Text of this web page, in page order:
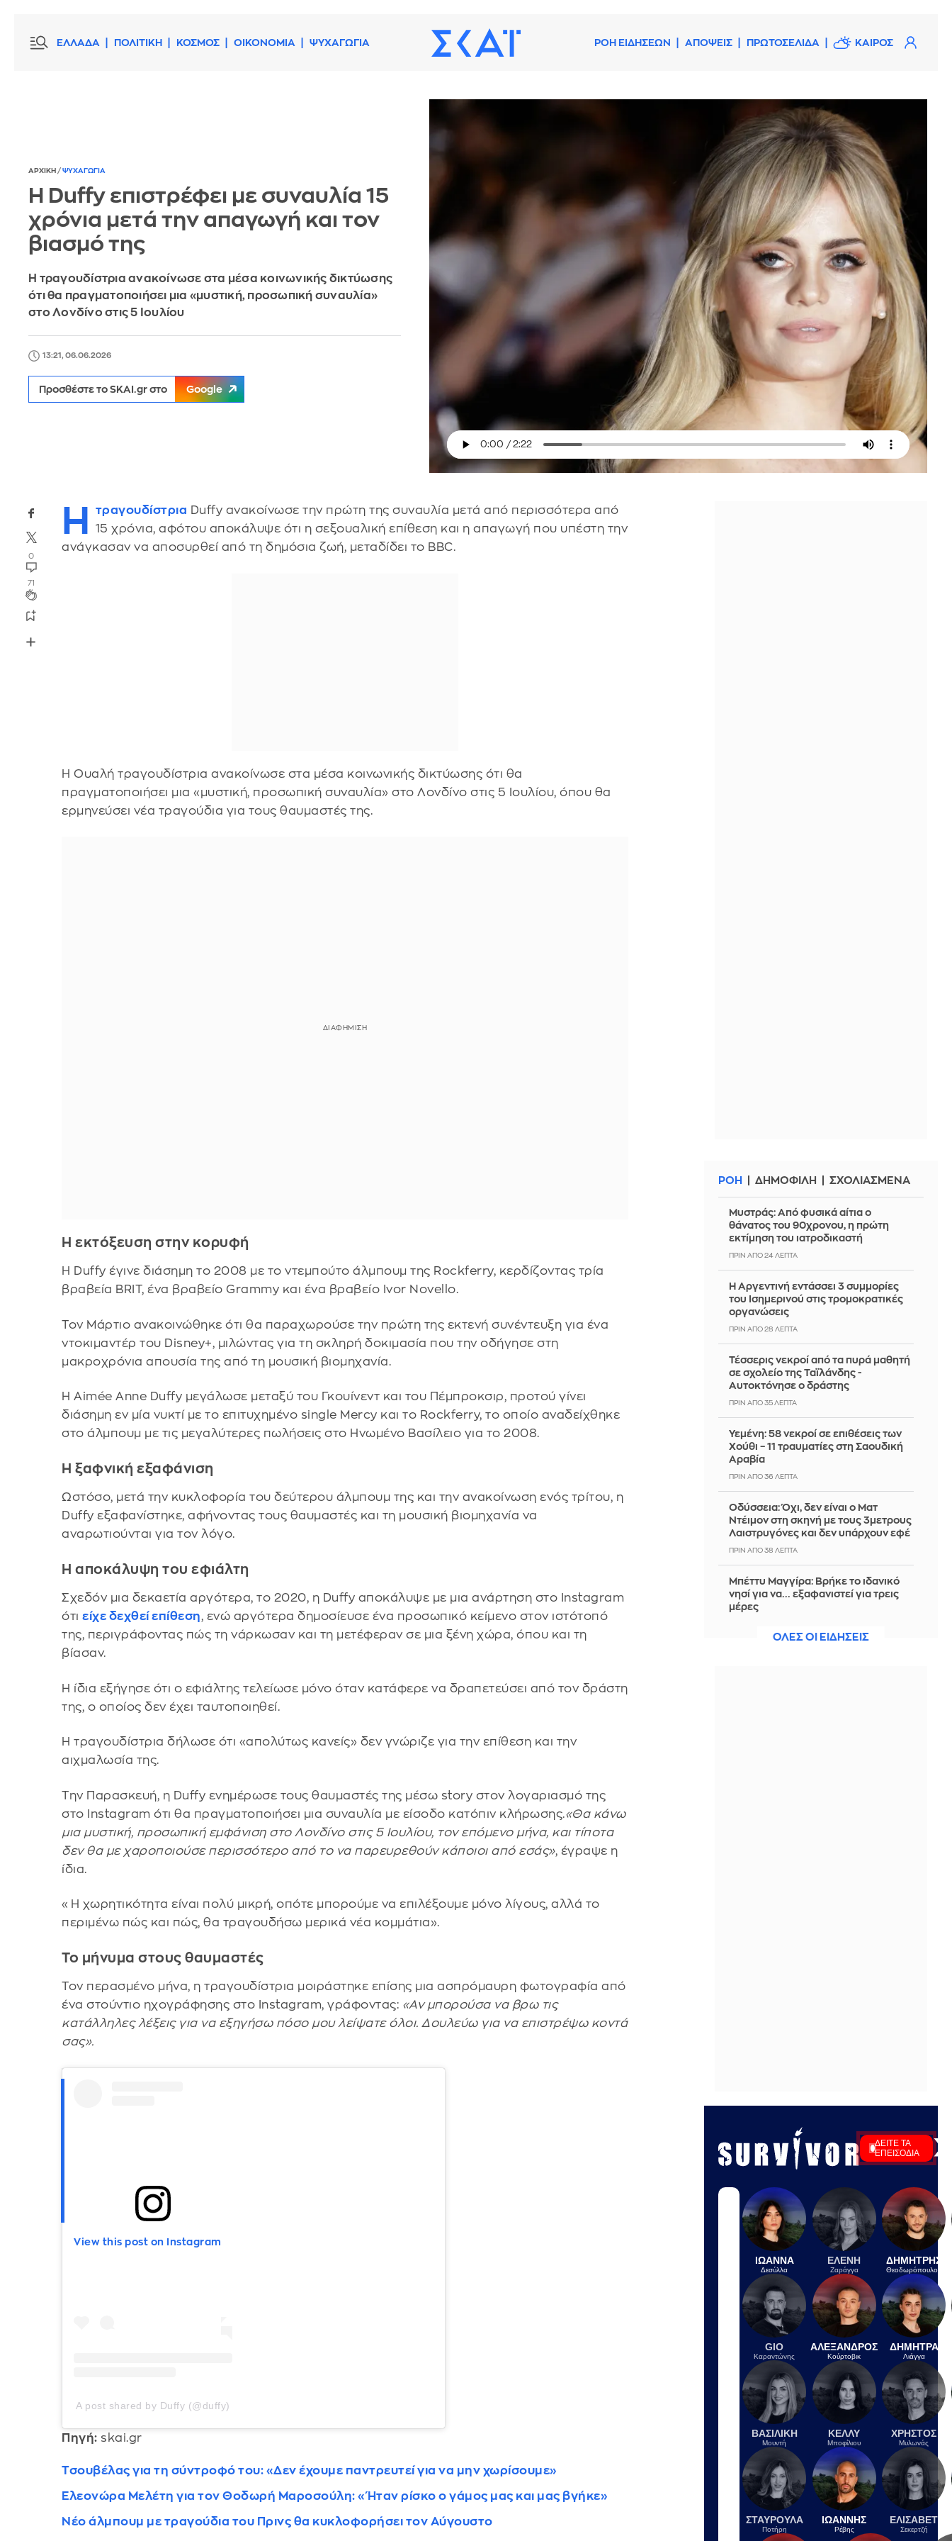
ΕΛΛΑΔΑ ΠΟΛΙΤΙΚΗ ΚΟΣΜΟΣ ΟΙΚΟΝΟΜΙΑ ΨΥΧΑΓΩΓΙΑ ΡΟΗ ΕΙΔΗΣΕΩΝ ΑΠΟΨΕΙΣ ΠΡΩΤΟΣΕΛΙΔΑ ΚΑΙΡΟΣ
ΑΡΧΙΚΗ / ΨΥΧΑΓΩΓΙΑ
Η Duffy επιστρέφει με συναυλία 15
χρόνια μετά την απαγωγή και τον
βιασμό της
Η τραγουδίστρια ανακοίνωσε στα μέσα κοινωνικής δικτύωσης
ότι θα πραγματοποιήσει μια «μυστική, προσωπική συναυλία»
στο Λονδίνο στις 5 Ιουλίου
13:21, 06.06.2026
Προσθέστε το SKAI.gr στο Google
0
71
Η τραγουδίστρια Duffy ανακοίνωσε την πρώτη της συναυλία μετά από περισσότερα από
15 χρόνια, αφότου αποκάλυψε ότι η σεξουαλική επίθεση και η απαγωγή που υπέστη την
ανάγκασαν να αποσυρθεί από τη δημόσια ζωή, μεταδίδει το BBC.
Η Ουαλή τραγουδίστρια ανακοίνωσε στα μέσα κοινωνικής δικτύωσης ότι θα
πραγματοποιήσει μια «μυστική, προσωπική συναυλία» στο Λονδίνο στις 5 Ιουλίου, όπου θα
ερμηνεύσει νέα τραγούδια για τους θαυμαστές της.
Η εκτόξευση στην κορυφή
Η Duffy έγινε διάσημη το 2008 με το ντεμπούτο άλμπουμ της Rockferry, κερδίζοντας τρία
βραβεία BRIT, ένα βραβείο Grammy και ένα βραβείο Ivor Novello.
Τον Μάρτιο ανακοινώθηκε ότι θα παραχωρούσε την πρώτη της εκτενή συνέντευξη για ένα
ντοκιμαντέρ του Disney+, μιλώντας για τη σκληρή δοκιμασία που την οδήγησε στη
μακροχρόνια απουσία της από τη μουσική βιομηχανία.
Η Aimée Anne Duffy μεγάλωσε μεταξύ του Γκουίνεντ και του Πέμπροκσιρ, προτού γίνει
διάσημη εν μία νυκτί με το επιτυχημένο single Mercy και το Rockferry, το οποίο αναδείχθηκε
στο άλμπουμ με τις μεγαλύτερες πωλήσεις στο Ηνωμένο Βασίλειο για το 2008.
Η ξαφνική εξαφάνιση
Ωστόσο, μετά την κυκλοφορία του δεύτερου άλμπουμ της και την ανακοίνωση ενός τρίτου, η
Duffy εξαφανίστηκε, αφήνοντας τους θαυμαστές και τη μουσική βιομηχανία να
αναρωτιούνται για τον λόγο.
Η αποκάλυψη του εφιάλτη
Σχεδόν μια δεκαετία αργότερα, το 2020, η Duffy αποκάλυψε με μια ανάρτηση στο Instagram
ότιείχε δεχθεί επίθεση, ενώ αργότερα δημοσίευσε ένα προσωπικό κείμενο στον ιστότοπό
της, περιγράφοντας πώς τη νάρκωσαν και τη μετέφεραν σε μια ξένη χώρα, όπου και τη
βίασαν.
Η ίδια εξήγησε ότι ο εφιάλτης τελείωσε μόνο όταν κατάφερε να δραπετεύσει από τον δράστη
της, ο οποίος δεν έχει ταυτοποιηθεί.
Η τραγουδίστρια δήλωσε ότι «απολύτως κανείς» δεν γνώριζε για την επίθεση και την
αιχμαλωσία της.
Την Παρασκευή, η Duffy ενημέρωσε τους θαυμαστές της μέσω story στον λογαριασμό της
στο Instagram ότι θα πραγματοποιήσει μια συναυλία με είσοδο κατόπιν κλήρωσης.«Θα κάνω
μια μυστική, προσωπική εμφάνιση στο Λονδίνο στις 5 Ιουλίου, τον επόμενο μήνα, και τίποτα
δεν θα με χαροποιούσε περισσότερο από το να παρευρεθούν κάποιοι από εσάς», έγραψε η
ίδια.
«Η χωρητικότητα είναι πολύ μικρή, οπότε μπορούμε να επιλέξουμε μόνο λίγους, αλλά το
περιμένω πώς και πώς, θα τραγουδήσω μερικά νέα κομμάτια».
Το μήνυμα στους θαυμαστές
Τον περασμένο μήνα, η τραγουδίστρια μοιράστηκε επίσης μια ασπρόμαυρη φωτογραφία από
ένα στούντιο ηχογράφησης στο Instagram, γράφοντας: «Αν μπορούσα να βρω τις
κατάλληλες λέξεις για να εξηγήσω πόσο μου λείψατε όλοι. Δουλεύω για να επιστρέψω κοντά
σας».
View this post on Instagram
A post shared by Duffy (@duffy)
Πηγή: skai.gr
Τσουβέλας για τη σύντροφό του: «Δεν έχουμε παντρευτεί για να μην χωρίσουμε»
Ελεονώρα Μελέτη για τον Θοδωρή Μαροσούλη: «Ήταν ρίσκο ο γάμος μας και μας βγήκε»
Νέο άλμπουμ με τραγούδια του Πρινς θα κυκλοφορήσει τον Αύγουστο
ΡΟΗ ΔΗΜΟΦΙΛΗ ΣΧΟΛΙΑΣΜΕΝΑ
Μυστράς: Από φυσικά αίτια ο
θάνατος του 90χρονου, η πρώτη
εκτίμηση του ιατροδικαστή
ΠΡΙΝ ΑΠΌ 24 ΛΕΠΤΆ
Η Αργεντινή εντάσσει 3 συμμορίες
του Ισημερινού στις τρομοκρατικές
οργανώσεις
ΠΡΙΝ ΑΠΌ 28 ΛΕΠΤΆ
Τέσσερις νεκροί από τα πυρά μαθητή
σε σχολείο της Ταϊλάνδης -
Αυτοκτόνησε ο δράστης
ΠΡΙΝ ΑΠΌ 35 ΛΕΠΤΆ
Υεμένη: 58 νεκροί σε επιθέσεις των
Χούθι – 11 τραυματίες στη Σαουδική
Αραβία
ΠΡΙΝ ΑΠΌ 36 ΛΕΠΤΆ
Οδύσσεια: Όχι, δεν είναι ο Ματ
Ντέιμον στη σκηνή με τους 3μετρους
Λαιστρυγόνες και δεν υπάρχουν εφέ
ΠΡΙΝ ΑΠΌ 38 ΛΕΠΤΆ
Μπέττυ Μαγγίρα: Βρήκε το ιδανικό
νησί για να... εξαφανιστεί για τρεις
μέρες
Προφυλακίστηκαν ο δήμαρχος και
Βοιωτία
ΠΡΙΝ ΑΠΌ 1 ΏΡΑ
Σκληρή στάση του Ιράν στο Ορμούζ -
Εγκλωβισμένος σε «παγίδα
κλιμάκωσης» ο Τραμπ θέλει
«συμβολική νίκη»
ΠΡΙΝ ΑΠΌ 1 ΏΡΑ
ΟΛΕΣ ΟΙ ΕΙΔΗΣΕΙΣ